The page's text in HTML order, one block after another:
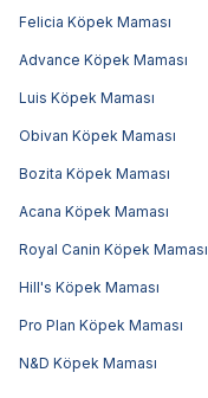
Felicia Köpek Maması
Advance Köpek Maması
Luis Köpek Maması
Obivan Köpek Maması
Bozita Köpek Maması
Acana Köpek Maması
Royal Canin Köpek Maması
Hill's Köpek Maması
Pro Plan Köpek Maması
N&D Köpek Maması